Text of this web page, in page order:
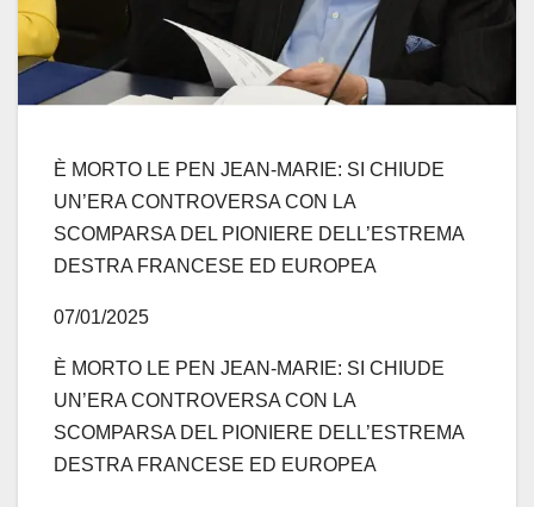
È MORTO LE PEN JEAN-MARIE: SI CHIUDE
UN’ERA CONTROVERSA CON LA
SCOMPARSA DEL PIONIERE DELL’ESTREMA
DESTRA FRANCESE ED EUROPEA
07/01/2025
È MORTO LE PEN JEAN-MARIE: SI CHIUDE
UN’ERA CONTROVERSA CON LA
SCOMPARSA DEL PIONIERE DELL’ESTREMA
DESTRA FRANCESE ED EUROPEA